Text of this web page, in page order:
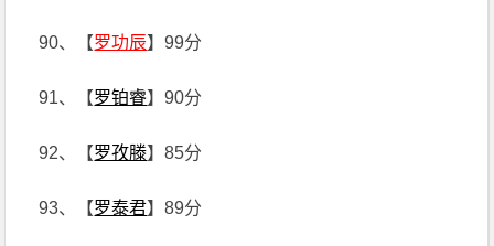
90、【罗功辰】99分
91、【罗铂睿】90分
92、【罗孜滕】85分
93、【罗泰君】89分